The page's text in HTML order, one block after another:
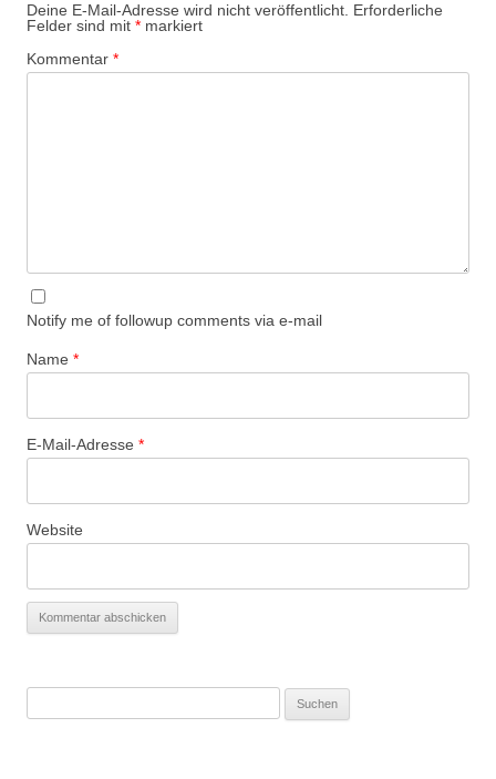
Deine E-Mail-Adresse wird nicht veröffentlicht. Erforderliche
Felder sind mit * markiert
Kommentar *
Notify me of followup comments via e-mail
Name *
E-Mail-Adresse *
Website